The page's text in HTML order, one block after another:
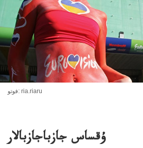
فوتو: ria.riaru
ۇقساس جازباجازبالار